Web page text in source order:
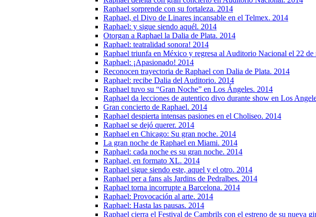
Raphael sorprende con su fortaleza. 2014
Raphael, el Divo de Linares incansable en el Telmex. 2014
Raphael: y sigue siendo aquél. 2014
Otorgan a Raphael la Dalia de Plata. 2014
Raphael: teatralidad sonora! 2014
Raphael triunfa en México y regresa al Auditorio Nacional el 22 de
Raphael: ¡Apasionado! 2014
Reconocen trayectoria de Raphael con Dalia de Plata. 2014
Raphael: recibe Dalia del Auditorio. 2014
Raphael tuvo su “Gran Noche” en Los Ángeles. 2014
Raphael da lecciones de autentico divo durante show en Los
Gran concierto de Raphael. 2014
Raphael despierta intensas pasiones en el Choliseo. 2014
Raphael se dejó querer. 2014
Raphael en Chicago: Su gran noche. 2014
La gran noche de Raphael en Miami. 2014
Raphael: cada noche es su gran noche. 2014
Raphael, en formato XL. 2014
Raphael sigue siendo este, aquel y el otro. 2014
Raphael per a fans als Jardins de Pedralbes. 2014
Raphael torna incorrupte a Barcelona. 2014
Raphael: Provocación al arte. 2014
Raphael: Hasta las pausas. 2014
Raphael cierra el Festival de Cambrils con el estreno de su nueva